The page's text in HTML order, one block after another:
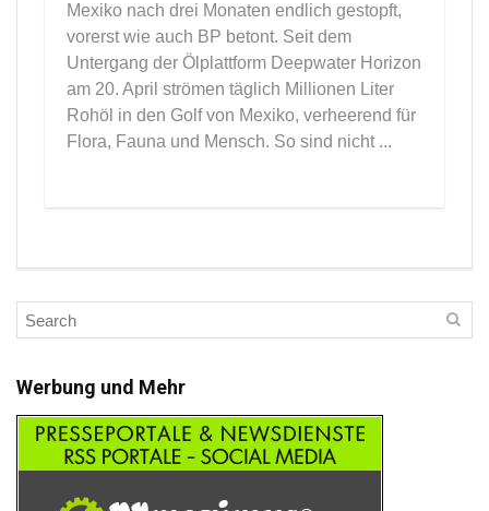
Mexiko nach drei Monaten endlich gestopft,
vorerst wie auch BP betont. Seit dem
Untergang der Ölplattform Deepwater Horizon
am 20. April strömen täglich Millionen Liter
Rohöl in den Golf von Mexiko, verheerend für
Flora, Fauna und Mensch. So sind nicht ...
Werbung und Mehr